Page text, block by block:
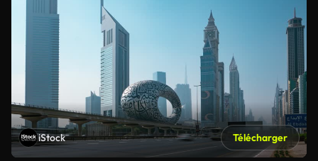
iStock Télécharger